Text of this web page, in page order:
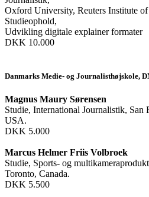
Oxford University, Reuters Institute of
Studieophold,
Udvikling digitale explainer formater
DKK 10.000
Danmarks Medie- og Journalisthøjskole,
Magnus Maury Sørensen
Studie, International Journalistik, San
USA.
DKK 5.000
Marcus Helmer Friis Volbroek
Studie, Sports- og
Toronto, Canada.
DKK 5.500